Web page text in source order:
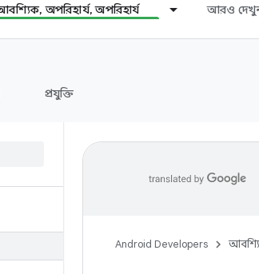
অপরিহার্য, অপরিহার্য আরও
প্রযুক্তি
Android Developers